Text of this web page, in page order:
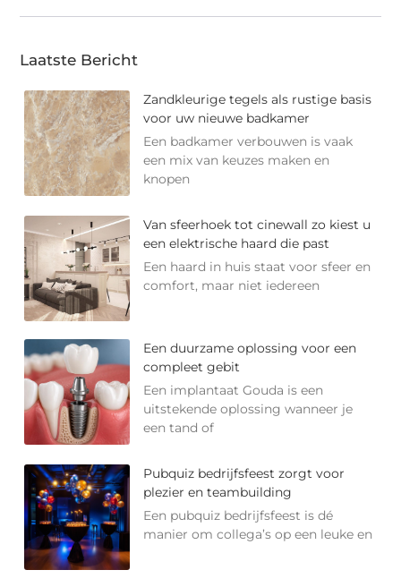
Laatste Bericht
Zandkleurige tegels als rustige basis
voor uw nieuwe badkamer
Een badkamer verbouwen is vaak
een mix van keuzes maken en
knopen
Van sfeerhoek tot cinewall zo kiest u
een elektrische haard die past
Een haard in huis staat voor sfeer en
comfort, maar niet iedereen
Een duurzame oplossing voor een
compleet gebit
Een implantaat Gouda is een
uitstekende oplossing wanneer je
een tand of
Pubquiz bedrijfsfeest zorgt voor
plezier en teambuilding
Een pubquiz bedrijfsfeest is dé
manier om collega’s op een leuke en